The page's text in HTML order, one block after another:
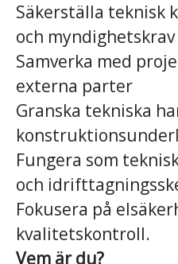
Säkerställa teknisk
och myndighetskrav
Samverka med
externa parter
Granska tekniska
Fungera som
och
Fokusera på
kvalitetskontroll.
Vem är du?